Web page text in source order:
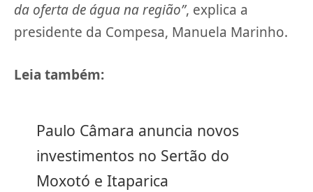
da oferta de água na região”, explica a
presidente da Compesa, Manuela Marinho.
Leia também:
Paulo Câmara anuncia novos
investimentos no Sertão do
Moxotó e Itaparica